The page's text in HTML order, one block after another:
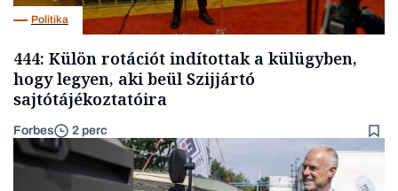
Politika
444: Külön rotációt indítottak a külügyben,
hogy legyen, aki beül Szijjártó
sajtótájékoztatóira
Forbes 2 perc